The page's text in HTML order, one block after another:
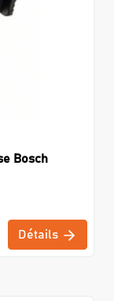
Bosch
Détails